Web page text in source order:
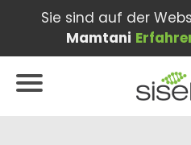
Sie sind auf der
Mamtani